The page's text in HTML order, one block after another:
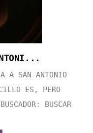
A SAN ANTONIO
ES, PERO
BUSCAR